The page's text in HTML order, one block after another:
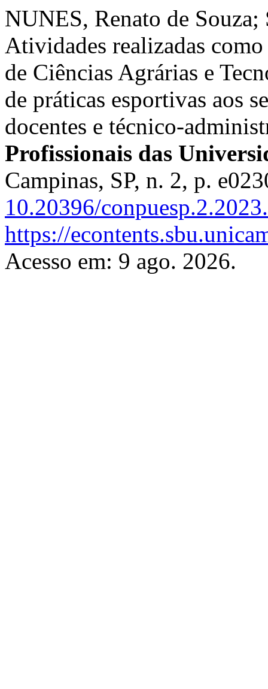
NUNES, Renato de
Atividades realizadas
de Ciências Agrárias e
de práticas esportivas aos
docentes e técnico-
Profissionais das
Campinas, SP, n. 2, p.
10.20396/
https://
Acesso em: 9 ago. 2026.